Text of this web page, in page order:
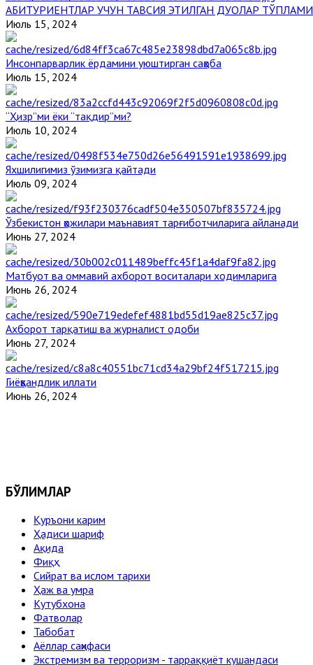
АБИТУРИЕНТЛАР УЧУН ТАВСИЯ ЭТИЛГАН ДУОЛАР ТЎПЛАМИ
Июль 15, 2024
Инсонпарварлик ёрдамини уюштирган саҳоба
Июль 15, 2024
“Ҳизр”ми ёки “тақдир”ми?
Июль 10, 2024
Яхшилигимиз ўзимизга қайтади
Июль 09, 2024
Ўзбекистон ҳожилари маънавият тарғиботчиларига айланади
Июнь 27, 2024
Матбуот ва оммавий ахборот воситалари ходимларига
Июнь 26, 2024
Ахборот тарқатиш ва журналист одоби
Июнь 27, 2024
Гиёҳвандлик иллати
Июнь 26, 2024
БЎЛИМЛАР
Қуръони карим
Ҳадиси шариф
Ақида
Фиқҳ
Сийрат ва ислом тарихи
Ҳаж ва умра
Кутубхона
Фатволар
Табобат
Аёллар саҳифаси
Экстремизм ва терроризм - тарраққиёт кушандаси